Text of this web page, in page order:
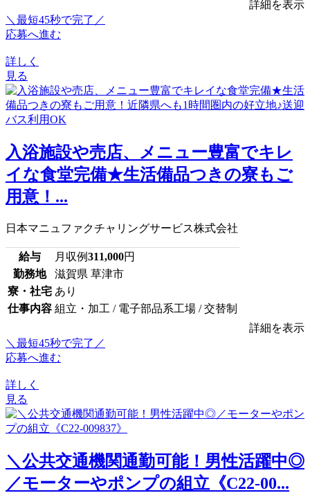
詳細を表示
＼最短45秒で完了／
応募へ進む
詳しく
見る
入浴施設や売店、メニュー豊富でキレ
イな食堂完備★生活備品つきの寮もご
用意！...
日本マニュファクチャリングサービス株式会社
給与 月収例311,000円
勤務地
滋賀県 草津市
寮・社宅 あり
仕事内容 組立・加工 / 電子部品系工場 / 交替制
詳細を表示
＼最短45秒で完了／
応募へ進む
詳しく
見る
＼公共交通機関通勤可能！男性活躍中◎
／モーターやポンプの組立《C22-00...